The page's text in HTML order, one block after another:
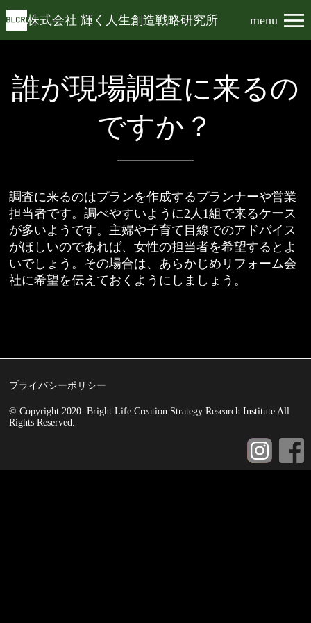
株式会社 輝く人生創造戦略研究所 menu
誰が現場調査に来るの
ですか？
調査に来るのはプランを作成するプランナーや営業
担当者です。調べやすいように2人1組で来るケース
が多いようです。主婦や子育て目線でのアドバイス
がほしいのであれば、女性の担当者を希望するとよ
いでしょう。その場合は、あらかじめリフォーム会
社に希望を伝えておくようにしましょう。
プライバシーポリシー
© Copyright 2020. Bright Life Creation Strategy Research Institute All
Rights Reserved.